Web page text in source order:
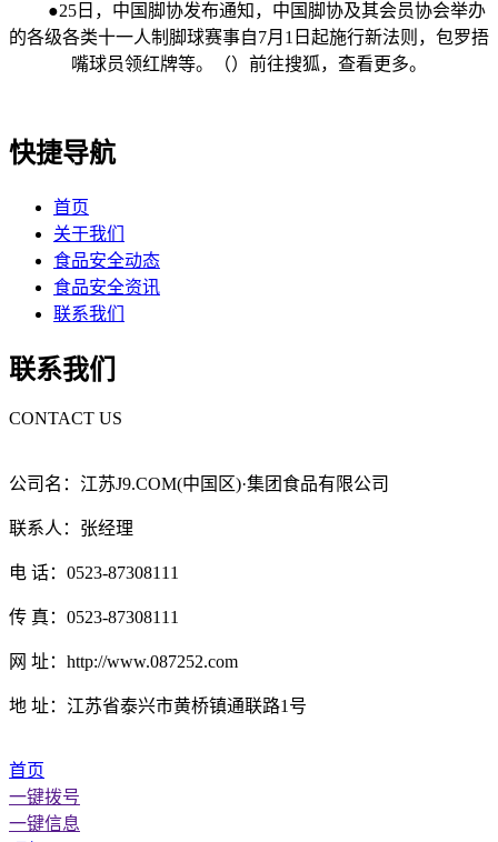
●25日，中国脚协发布通知，中国脚协及其会员协会举办
的各级各类十一人制脚球赛事自7月1日起施行新法则，包罗捂
嘴球员领红牌等。（）前往搜狐，查看更多。
快捷导航
首页
关于我们
食品安全动态
食品安全资讯
联系我们
联系我们
CONTACT US
公司名：江苏J9.COM(中国区)·集团食品有限公司
联系人：张经理
电 话：0523-87308111
传 真：0523-87308111
网 址：http://www.087252.com
地 址：江苏省泰兴市黄桥镇通联路1号
首页
一键拨号
一键信息